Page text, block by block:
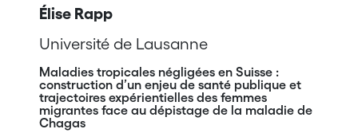
Élise Rapp
Université de Lausanne
Maladies tropicales négligées en Suisse :
construction d’un enjeu de santé publique et
trajectoires expérientielles des femmes
migrantes face au dépistage de la maladie de
Chagas